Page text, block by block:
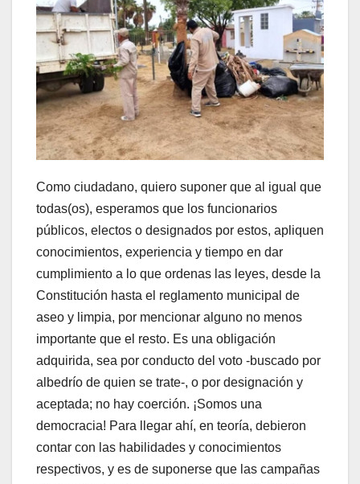
Como ciudadano, quiero suponer que al igual que
todas(os), esperamos que los funcionarios
públicos, electos o designados por estos, apliquen
conocimientos, experiencia y tiempo en dar
cumplimiento a lo que ordenas las leyes, desde la
Constitución hasta el reglamento municipal de
aseo y limpia, por mencionar alguno no menos
importante que el resto. Es una obligación
adquirida, sea por conducto del voto -buscado por
albedrío de quien se trate-, o por designación y
aceptada; no hay coerción. ¡Somos una
democracia! Para llegar ahí, en teoría, debieron
contar con las habilidades y conocimientos
respectivos, y es de suponerse que las campañas